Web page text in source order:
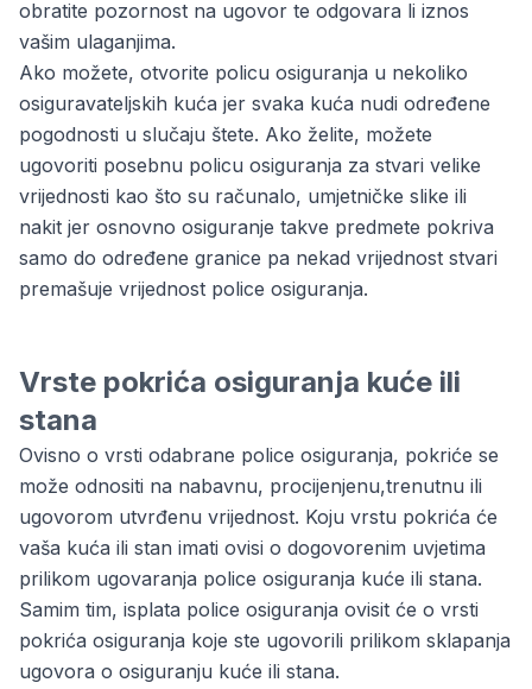
obratite pozornost na ugovor te odgovara li iznos
vašim ulaganjima.
Ako možete, otvorite policu osiguranja u nekoliko
osiguravateljskih kuća jer svaka kuća nudi određene
pogodnosti u slučaju štete. Ako želite, možete
ugovoriti posebnu policu osiguranja za stvari velike
vrijednosti kao što su računalo, umjetničke slike ili
nakit jer osnovno osiguranje takve predmete pokriva
samo do određene granice pa nekad vrijednost stvari
premašuje vrijednost police osiguranja.
Vrste pokrića osiguranja kuće ili
stana
Ovisno o vrsti odabrane police osiguranja, pokriće se
može odnositi na nabavnu, procijenjenu,trenutnu ili
ugovorom utvrđenu vrijednost. Koju vrstu pokrića će
vaša kuća ili stan imati ovisi o dogovorenim uvjetima
prilikom ugovaranja police osiguranja kuće ili stana.
Samim tim, isplata police osiguranja ovisit će o vrsti
pokrića osiguranja koje ste ugovorili prilikom sklapanja
ugovora o osiguranju kuće ili stana.